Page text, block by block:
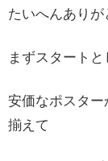
たいへんありが
まずスタートと
安価なポスター
揃えて